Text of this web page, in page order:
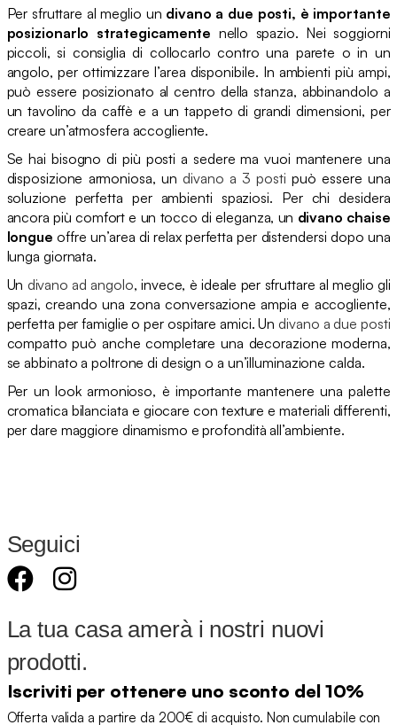
Per sfruttare al meglio un divano a due posti, è importante
posizionarlo strategicamente nello spazio. Nei soggiorni
piccoli, si consiglia di collocarlo contro una parete o in un
angolo, per ottimizzare l’area disponibile. In ambienti più ampi,
può essere posizionato al centro della stanza, abbinandolo a
un tavolino da caffè e a un tappeto di grandi dimensioni, per
creare un’atmosfera accogliente.
Se hai bisogno di più posti a sedere ma vuoi mantenere una
disposizione armoniosa, un divano a 3 posti può essere una
soluzione perfetta per ambienti spaziosi. Per chi desidera
ancora più comfort e un tocco di eleganza, un divano chaise
longueoffre un’area di relax perfetta per distendersi dopo una
lunga giornata.
Un divano ad angolo, invece, è ideale per sfruttare al meglio gli
spazi, creando una zona conversazione ampia e accogliente,
perfetta per famiglie o per ospitare amici. Un divano a due posti
compatto può anche completare una decorazione moderna,
se abbinato a poltrone di design o a un’illuminazione calda.
Per un look armonioso, è importante mantenere una palette
cromatica bilanciata e giocare con texture e materiali differenti,
per dare maggiore dinamismo e profondità all’ambiente.
Seguici
La tua casa amerà i nostri nuovi
prodotti.
Iscriviti per ottenere uno sconto del 10%
Offerta valida a partire da 200€ di acquisto. Non cumulabile con